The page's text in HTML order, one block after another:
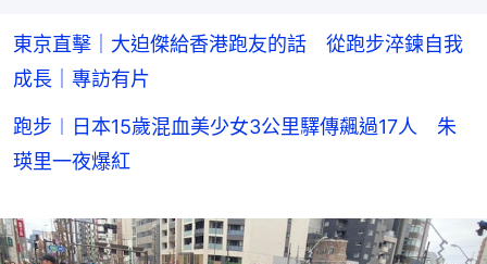
東京直擊｜大迫傑給香港跑友的話 從跑步淬鍊自我
成長｜專訪有片
跑步︱日本15歲混血美少女3公里驛傳飆過17人 朱
瑛里一夜爆紅